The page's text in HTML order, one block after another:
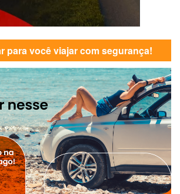
para você viajar com segurança!